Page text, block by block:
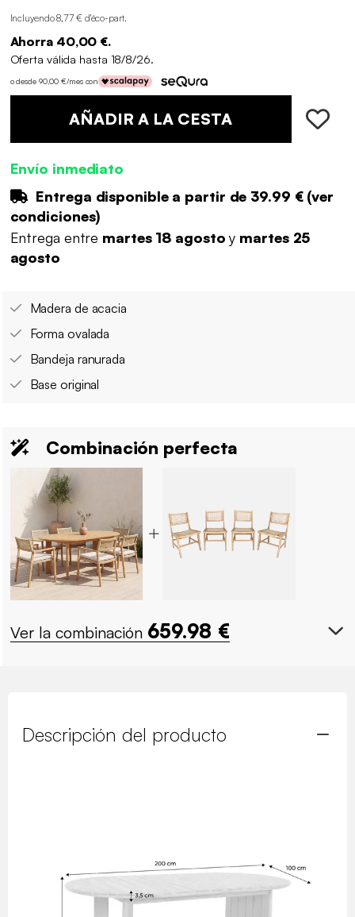
Incluyendo 8,77 € d'éco-part.
Ahorra 40,00 €.
Oferta válida hasta 18/8/26.
o desde 90,00 €/mes con
AÑADIR A LA CESTA
Envío inmediato
Entrega disponible a partir de 39.99 €(ver
condiciones)
Entrega entre martes 18 agostoy martes 25
agosto
Madera de acacia
Forma ovalada
Bandeja ranurada
Base original
Combinación perfecta
Ver la combinación 659.98 €
Descripción del producto